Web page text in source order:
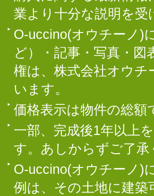
業より十分な説明を
O-uccino(オウチーノ)
ど）・記事・写真・
権は、株式会社オウチ
います。
価格表示は物件の総額
一部、完成後1年以上
す。あしからずご了承
O-uccino(オウチーノ)
例は、その土地に建